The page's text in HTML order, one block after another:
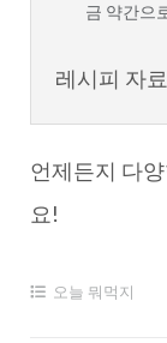
금 약간으
레시피 자
언제든지 다
요!
오늘 뭐먹지